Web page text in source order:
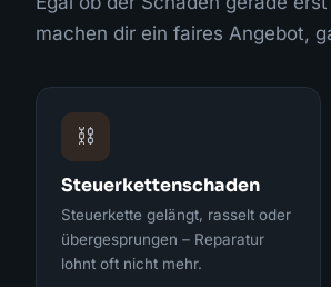
machen dir ein faires Angebot,
⛓️
Steuerkettenschaden
Steuerkette gelängt, rasselt oder
übergesprungen – Reparatur
lohnt oft nicht mehr.